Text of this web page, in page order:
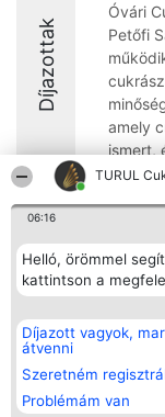
TURUL
06:16
Helló, örömmel
kattintson a
Díjazott vagyok,
átvenni
Szeretném
Problémám van
Díjazottak
Óvári
Petőfi
amely
ismert,
9.4
Rangsorszervező
SC Beautiful Company S.R.L.
Bulevardul Aleea Timișul De
Sus Nr. 2, Bl. A30, Sc. A, Et.
4, Ap. 13
Bukarest 53-238
Adószám 36737675
tel: +363 033 425 71